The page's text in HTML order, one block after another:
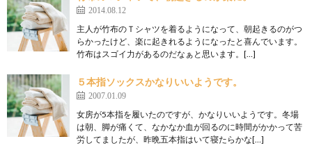
2014.08.12
主人が竹布のＴシャツを着るようになって、朝起きるのがつ
らかったけど、楽に起きれるようになったと喜んでいます。
竹布はスゴイ力があるのだなぁと思います。[…]
５本指ソックスかなりいいようです。
2007.01.09
女房が5本指を履いたのですが、かなりいいようです。冬場
は朝、脚が痛くて、なかなか血が回るのに時間がかかって苦
労してましたが、昨晩五本指はいて寝たらかな[…]